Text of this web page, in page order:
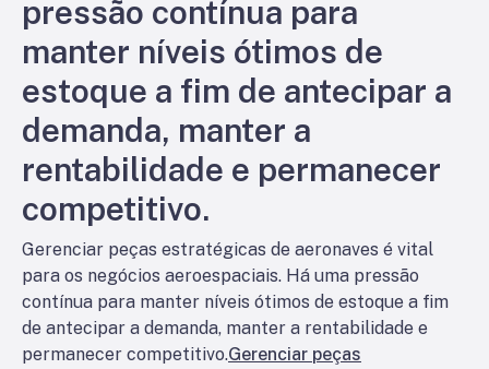
pressão contínua para
manter níveis ótimos de
estoque a fim de antecipar a
demanda, manter a
rentabilidade e permanecer
competitivo.
Gerenciar peças estratégicas de aeronaves é vital
para os negócios aeroespaciais. Há uma pressão
contínua para manter níveis ótimos de estoque a fim
de antecipar a demanda, manter a rentabilidade e
permanecer competitivo.Gerenciar peças